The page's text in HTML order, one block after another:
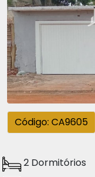
Código: CA9605
2 Dormitórios